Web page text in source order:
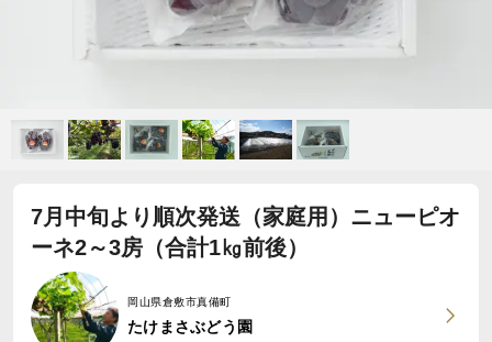
7月中旬より順次発送（家庭用）ニューピオ
ーネ2～3房（合計1㎏前後）
岡山県倉敷市真備町
たけまさぶどう園